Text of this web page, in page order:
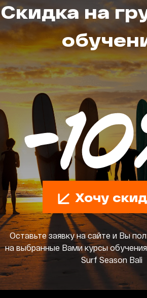
Хочу
Скидка на
Оставьте заявку на сайте и Вы
на выбранные Вами курсы
Surf Season Bali